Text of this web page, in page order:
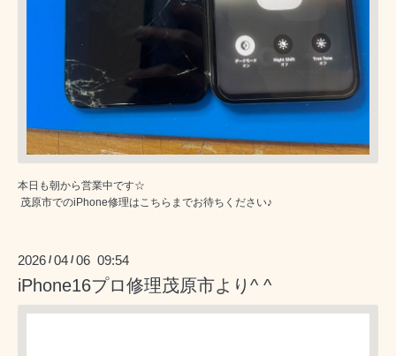
本日も朝から営業中です☆
茂原市でのiPhone修理はこちらまでお待ちください♪
2026 /04 /06 09:54
iPhone16プロ修理茂原市より^ ^